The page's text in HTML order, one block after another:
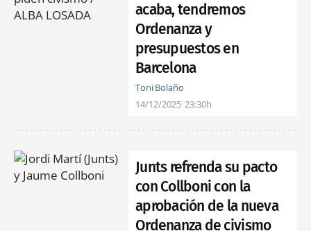
acaba, tendremos
Ordenanza y
presupuestos en
Barcelona
Toni Bolaño
14/12/2025 23:30h
Junts refrenda su pacto
con Collboni con la
aprobación de la nueva
Ordenanza de civismo